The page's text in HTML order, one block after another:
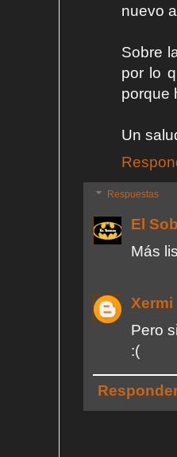
nuevo
Sobre
por lo
porque
Un
Respuestas
El
Más
Xermi
Pero
:(